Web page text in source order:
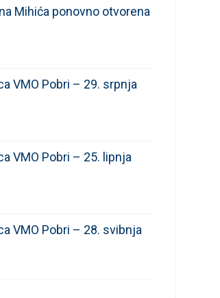
Mihića ponovno otvorena
VMO Pobri – 29. srpnja
VMO Pobri – 25. lipnja
VMO Pobri – 28. svibnja